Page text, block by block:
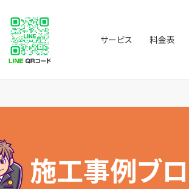
サービス 料金表
施工事例ブ